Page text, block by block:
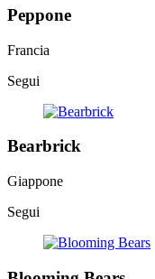
Peppone
Francia
Segui
Bearbrick
Giappone
Segui